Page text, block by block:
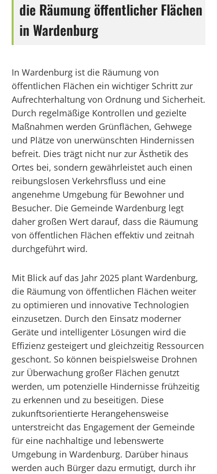
die Räumung öffentlicher Flächen
in Wardenburg
In Wardenburg ist die Räumung von
öffentlichen Flächen ein wichtiger Schritt zur
Aufrechterhaltung von Ordnung und Sicherheit.
Durch regelmäßige Kontrollen und gezielte
Maßnahmen werden Grünflächen, Gehwege
und Plätze von unerwünschten Hindernissen
befreit. Dies trägt nicht nur zur Ästhetik des
Ortes bei, sondern gewährleistet auch einen
reibungslosen Verkehrsfluss und eine
angenehme Umgebung für Bewohner und
Besucher. Die Gemeinde Wardenburg legt
daher großen Wert darauf, dass die Räumung
von öffentlichen Flächen effektiv und zeitnah
durchgeführt wird.
Mit Blick auf das Jahr 2025 plant Wardenburg,
die Räumung von öffentlichen Flächen weiter
zu optimieren und innovative Technologien
einzusetzen. Durch den Einsatz moderner
Geräte und intelligenter Lösungen wird die
Effizienz gesteigert und gleichzeitig Ressourcen
geschont. So können beispielsweise Drohnen
zur Überwachung großer Flächen genutzt
werden, um potenzielle Hindernisse frühzeitig
zu erkennen und zu beseitigen. Diese
zukunftsorientierte Herangehensweise
unterstreicht das Engagement der Gemeinde
für eine nachhaltige und lebenswerte
Umgebung in Wardenburg. Darüber hinaus
werden auch Bürger dazu ermutigt, durch ihr